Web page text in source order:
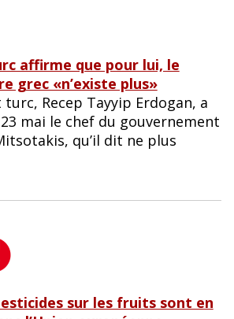
affirme que pour lui, le
grec «n’existe plus»
turc, Recep Tayyip Erdogan, a
mai le chef du gouvernement
qu’il dit ne plus
sur les fruits sont en